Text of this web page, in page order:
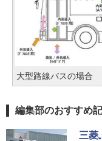
大型路線バスの場合
編集部のおすすめ
三菱